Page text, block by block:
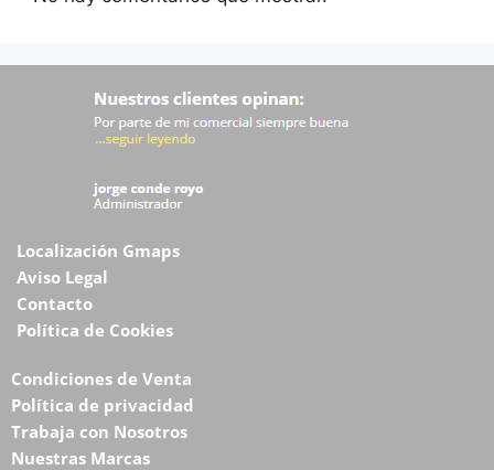
Localización Gmaps
Aviso Legal
Contacto
Política de Cookies
Condiciones de Venta
Política de privacidad
Trabaja con Nosotros
Nuestras Marcas